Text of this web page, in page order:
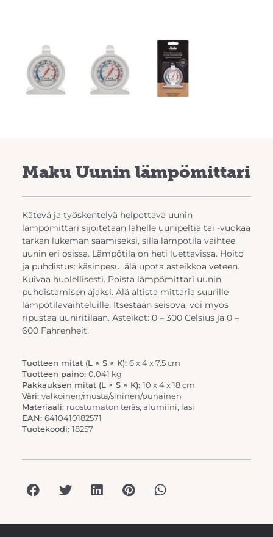
Maku Uunin lämpömittari
Kätevä ja työskentelyä helpottava uunin
lämpömittari sijoitetaan lähelle uunipeltiä tai -vuokaa
tarkan lukeman saamiseksi, sillä lämpötila vaihtee
uunin eri osissa. Lämpötila on heti luettavissa. Hoito
ja puhdistus: käsinpesu, älä upota asteikkoa veteen.
Kuivaa huolellisesti. Poista lämpömittari uunin
puhdistamisen ajaksi. Älä altista mittaria suurille
lämpötilavaihteluille. Itsestään seisova, voi myös
ripustaa uuniritilään. Asteikot: 0 – 300 Celsius ja 0 –
600 Fahrenheit.
Tuotteen mitat (L × S × K): 6 x 4 x 7.5 cm
Tuotteen paino: 0.041 kg
Pakkauksen mitat (L × S × K): 10 x 4 x 18 cm
Väri: valkoinen/musta/sininen/punainen
Materiaali: ruostumaton teräs, alumiini, lasi
EAN: 6410410182571
Tuotekoodi: 18257